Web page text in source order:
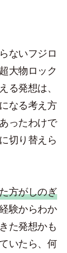
ないフジロ
大物ロック
る発想は、
なる考え方
ったわけで
切り替えら
方がしのぎ
験からわか
た発想かも
いたら、何